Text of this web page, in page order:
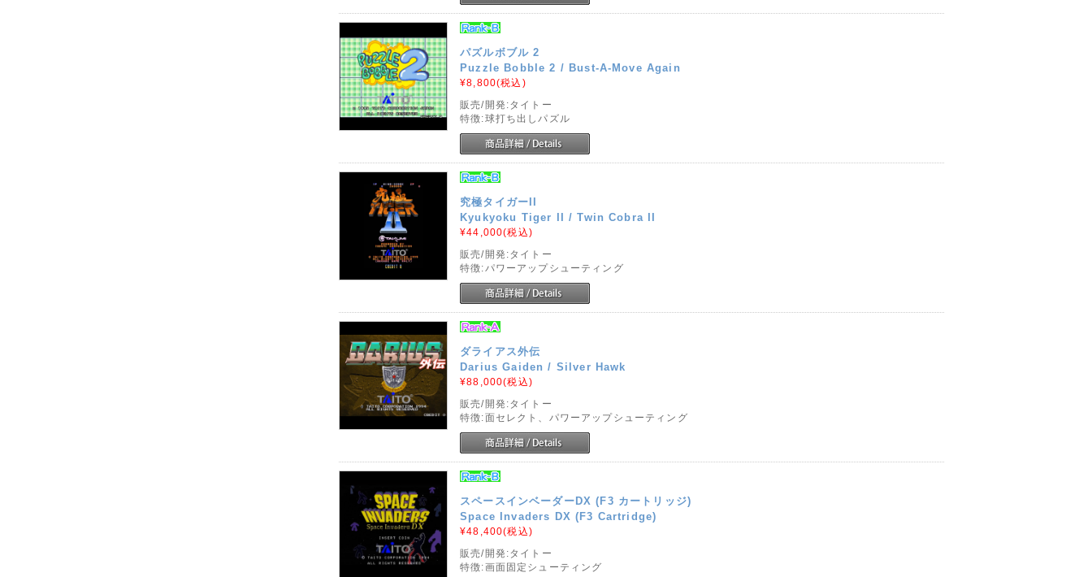
パズルボブル 2
Puzzle Bobble 2 / Bust-A-Move Again
¥8,800(税込)
販売/開発:タイトー
特徴:球打ち出しパズル
究極タイガーII
Kyukyoku Tiger II / Twin Cobra II
¥44,000(税込)
販売/開発:タイトー
特徴:パワーアップシューティング
ダライアス外伝
Darius Gaiden / Silver Hawk
¥88,000(税込)
販売/開発:タイトー
特徴:面セレクト、パワーアップシューティング
スペースインベーダーDX (F3 カートリッジ)
Space Invaders DX (F3 Cartridge)
¥48,400(税込)
販売/開発:タイトー
特徴:画面固定シューティング